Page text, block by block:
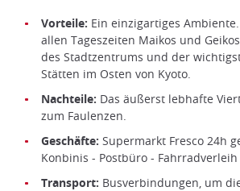
Vorteile: Ein einzigartiges
allen Tageszeiten Maikos und
des Stadtzentrums und der
Stätten im Osten von Kyoto.
Nachteile: Das äußerst lebhafte
zum Faulenzen.
Geschäfte: Supermarkt Fresco 24h
Konbinis - Postbüro - Fahrradverleih
Transport: Busverbindungen, um